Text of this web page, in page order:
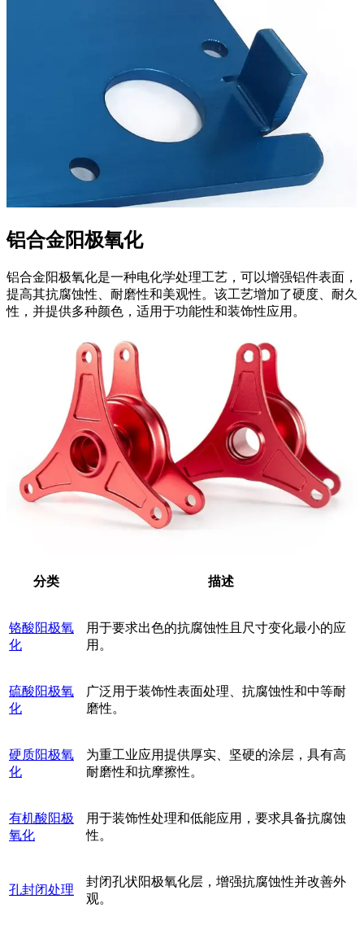
铝合金阳极氧化
铝合金阳极氧化是一种电化学处理工艺，可以增强铝件表面，
提高其抗腐蚀性、耐磨性和美观性。该工艺增加了硬度、耐久
性，并提供多种颜色，适用于功能性和装饰性应用。
分类 描述
铬酸阳极氧
化
用于要求出色的抗腐蚀性且尺寸变化最小的应
用。
硫酸阳极氧
化
广泛用于装饰性表面处理、抗腐蚀性和中等耐
磨性。
硬质阳极氧
化
为重工业应用提供厚实、坚硬的涂层，具有高
耐磨性和抗摩擦性。
有机酸阳极
氧化
用于装饰性处理和低能应用，要求具备抗腐蚀
性。
孔封闭处理
封闭孔状阳极氧化层，增强抗腐蚀性并改善外
观。